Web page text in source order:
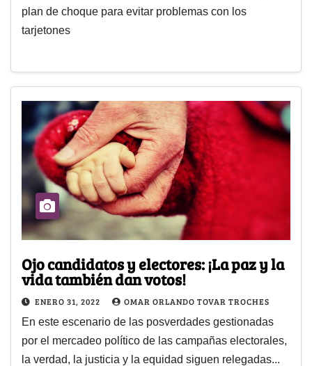
plan de choque para evitar problemas con los
tarjetones
Ojo candidatos y electores: ¡La paz y la
vida también dan votos!
ENERO 31, 2022 OMAR ORLANDO TOVAR TROCHES
En este escenario de las posverdades gestionadas
por el mercadeo político de las campañas electorales,
la verdad, la justicia y la equidad siguen relegadas...